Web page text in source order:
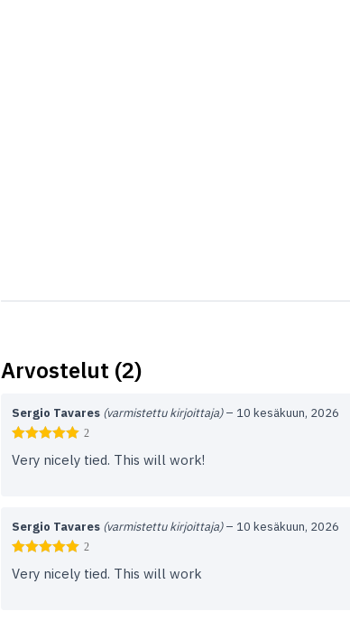
Arvostelut (2)
2
Sergio Tavares (varmistettu kirjoittaja) – 10 kesäkuun, 2026
Very nicely tied. This will work!
2
Sergio Tavares (varmistettu kirjoittaja) – 10 kesäkuun, 2026
Very nicely tied. This will work